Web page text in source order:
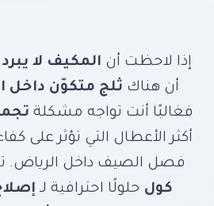
التبريد فورًا
في
تشخيص دقيق، تنظيف
نعيد لمكيفك قوته التبريدية
إذا لاحظت أن المكيف لا
أن هناك ثلج متكوّن داخل
فغالبًا أنت تواجه مشكلة
أكثر الأعطال التي تؤثر على
فصل الصيف داخل الرياض.
كول حلولًا احترافية لـ